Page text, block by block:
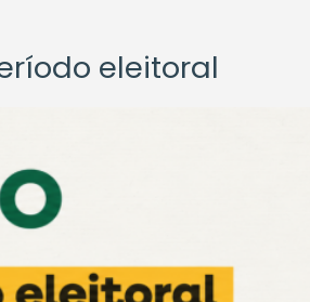
eleitoral